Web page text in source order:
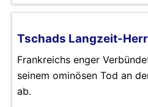
Tschads Langzeit-
Frankreichs enger
seinem ominösen Tod an
ab.